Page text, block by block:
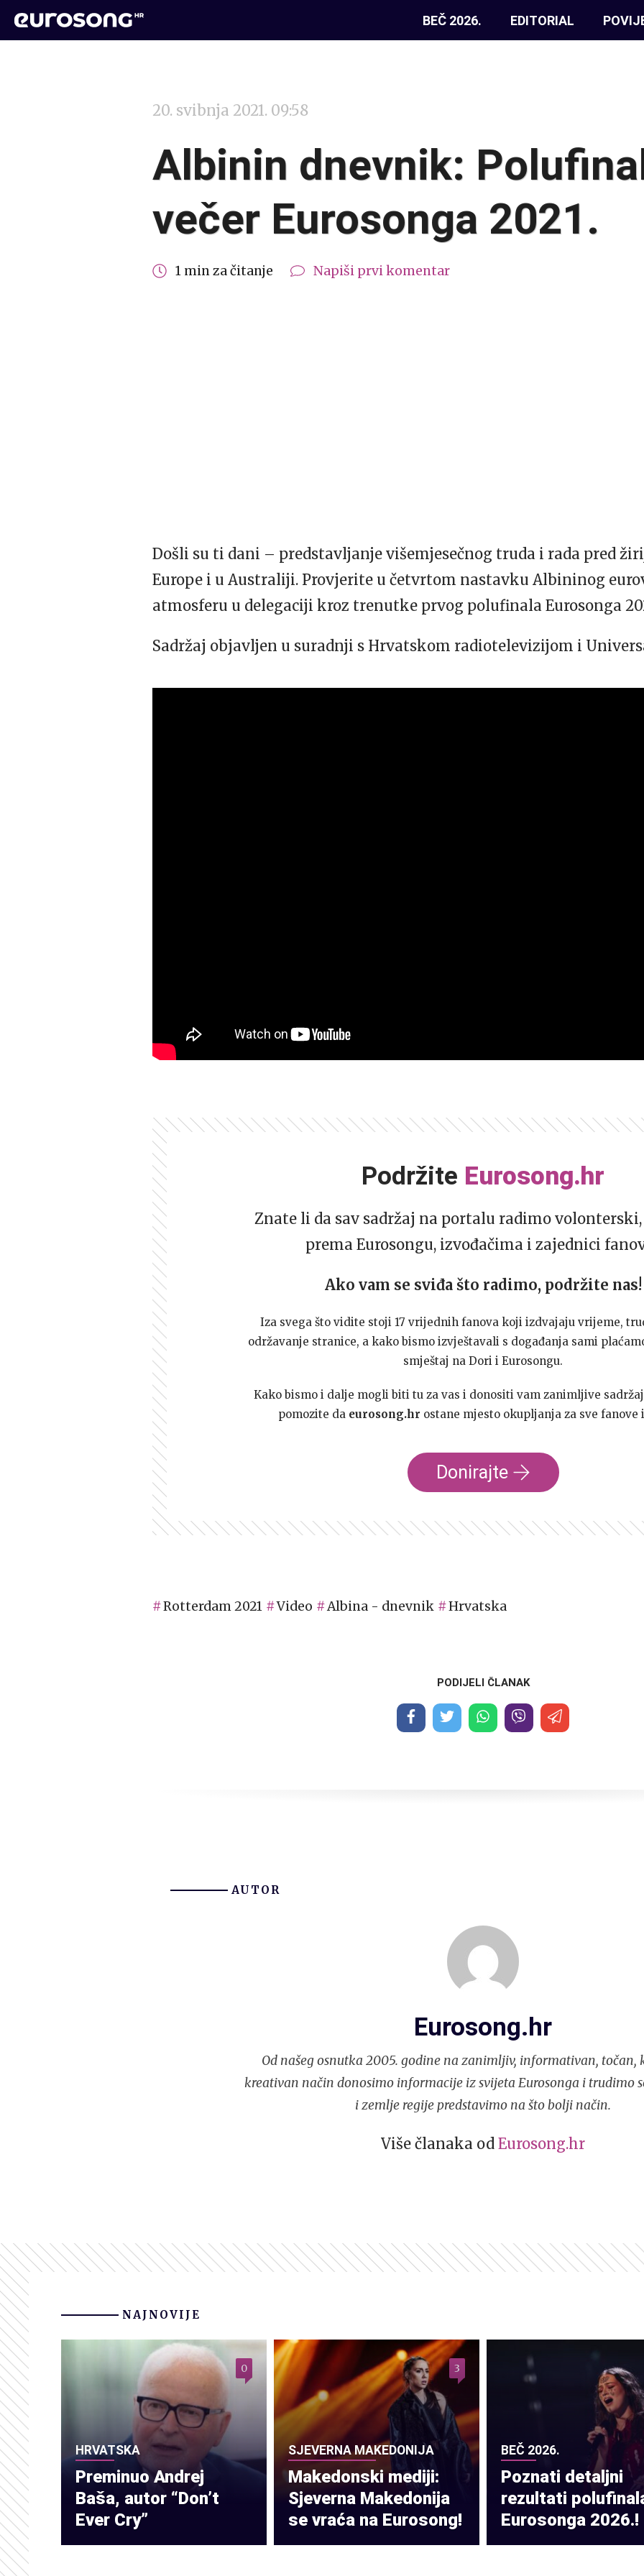
BEČ 2026. EDITORIAL
20. svibnja 2021. 09:58
Albinin dnevnik:
večer Eurosonga 2021.
1 min za čitanje Napiši prvi komentar
Došli su ti dani – predstavljanje višemjesečnog truda i rada pred
Europe i u Australiji. Provjerite u četvrtom nastavku Albininog
atmosferu u delegaciji kroz trenutke prvog polufinala Eurosonga
Sadržaj objavljen u suradnji s Hrvatskom radiotelevizijom i
Podržite Eurosong.hr
Znate li da sav sadržaj na portalu radimo
prema Eurosongu, izvođačima i zajednici
Ako vam se sviđa što radimo, podržite nas!
Iza svega što vidite stoji 17 vrijednih fanova koji izdvajaju vrijeme,
održavanje stranice, a kako bismo izvještavali s događanja sami
smještaj na Dori i Eurosongu.
Kako bismo i dalje mogli biti tu za vas i donositi vam zanimljive
pomozite da eurosong.hr ostane mjesto okupljanja za sve fanove
Donirajte
Rotterdam 2021 Video Albina - dnevnik Hrvatska
PODIJELI ČLANAK
AUTOR
Eurosong.hr
Od našeg osnutka 2005. godine na zanimljiv, informativan, točan,
kreativan način donosimo informacije iz svijeta Eurosonga i trudimo
i zemlje regije predstavimo na što bolji način.
Više članaka od Eurosong.hr
NAJNOVIJE
HRVATSKA
Preminuo Andrej
Baša, autor “Don’t
Ever Cry”
0
SJEVERNA MAKEDONIJA
Makedonski mediji:
Sjeverna Makedonija
se vraća na Eurosong!
3
BEČ 2026.
Poznati detaljni
rezultati
Eurosonga 2026.!